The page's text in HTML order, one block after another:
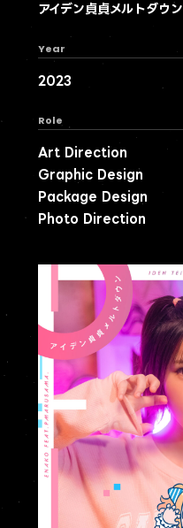
アイデン貞貞メルトダウン
Year
2023
Role
Art Direction
Graphic Design
Package Design
Photo Direction